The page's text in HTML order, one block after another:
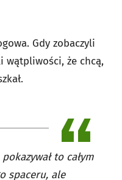
Gdy zobaczyli
wątpliwości, że chcą,
to całym
spaceru, ale